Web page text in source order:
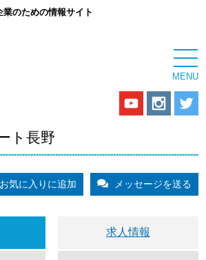
業のための情報サイト
ト長野
お気に入りに追加 メッセージを送る
求人情報